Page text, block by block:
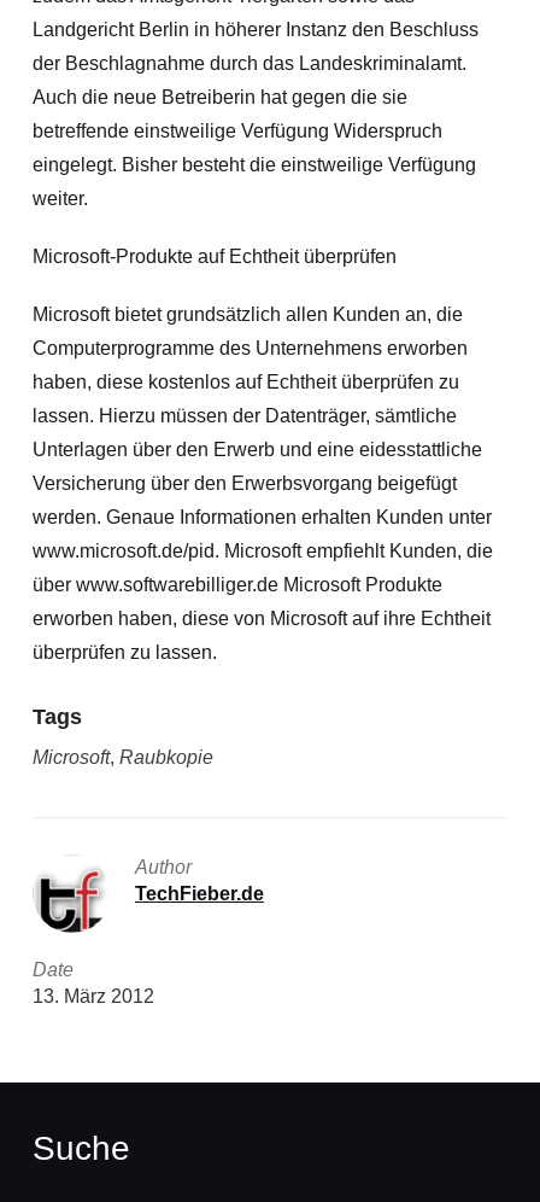
Landgericht Berlin in höherer Instanz den Beschluss
der Beschlagnahme durch das Landeskriminalamt.
Auch die neue Betreiberin hat gegen die sie
betreffende einstweilige Verfügung Widerspruch
eingelegt. Bisher besteht die einstweilige Verfügung
weiter.
Microsoft-Produkte auf Echtheit überprüfen
Microsoft bietet grundsätzlich allen Kunden an, die
Computerprogramme des Unternehmens erworben
haben, diese kostenlos auf Echtheit überprüfen zu
lassen. Hierzu müssen der Datenträger, sämtliche
Unterlagen über den Erwerb und eine eidesstattliche
Versicherung über den Erwerbsvorgang beigefügt
werden. Genaue Informationen erhalten Kunden unter
www.microsoft.de/pid. Microsoft empfiehlt Kunden, die
über www.softwarebilliger.de Microsoft Produkte
erworben haben, diese von Microsoft auf ihre Echtheit
überprüfen zu lassen.
Tags
Microsoft, Raubkopie
Author
TechFieber.de
Date
13. März 2012
Suche